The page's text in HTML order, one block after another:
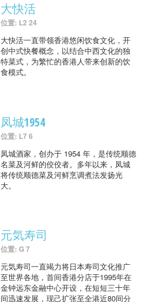
大快活
位置: L2 24
大快活一直带领香港悠闲饮食文化，开
创中式快餐概念，以结合中西文化的独
特菜式，为繁忙的香港人带来创新的饮
食模式。
凤城1954
位置: L7 6
凤城酒家，创办于 1954 年，是传统顺德
名菜及河鲜的佼佼者。多年以来，凤城
将传统顺德菜及河鲜烹调煮法发扬光
大。
元気寿司
位置: G 7
元気寿司一直竭力将日本寿司文化推广
至世界各地，首间香港分店于1995年在
金钟远东金融中心开设，在短短三十年
间迅速发展，现己扩张至全港近80间分